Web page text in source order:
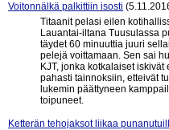
Voitonnälkä palkittiin isosti
Titaanit pelasi eilen
Lauantai-iltana Tuusulassa
täydet 60 minuuttia juuri
pelejä voittamaan. Sen sai
KJT, jonka kotkalaiset
pahasti tainnoksiin, etteivät
lukemin päättyneen
toipuneet.
Ketterän tehojaksot liikaa